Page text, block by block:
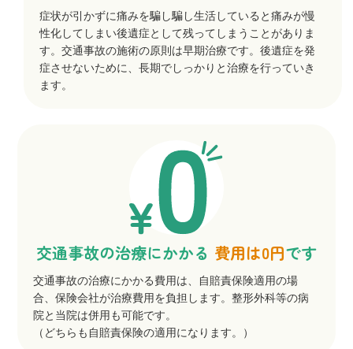
症状が引かずに痛みを騙し騙し生活していると痛みが慢
性化してしまい後遺症として残ってしまうことがありま
す。交通事故の施術の原則は早期治療です。後遺症を発
症させないために、長期でしっかりと治療を行っていき
ます。
交通事故の治療にかかる 費用は0円です
交通事故の治療にかかる費用は、自賠責保険適用の場
合、保険会社が治療費用を負担します。整形外科等の病
院と当院は併用も可能です。
（どちらも自賠責保険の適用になります。）